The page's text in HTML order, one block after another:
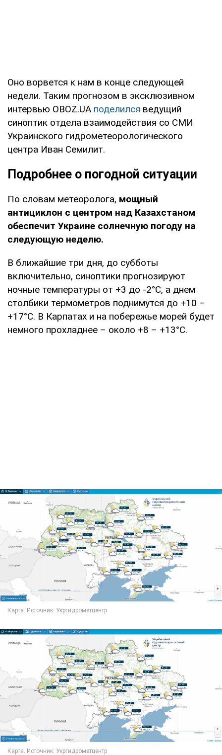
Оно ворвется к нам в конце следующей
недели. Таким прогнозом в эксклюзивном
интервью OBOZ.UA поделился ведущий
синоптик отдела взаимодействия со СМИ
Украинского гидрометеорологического
центра Иван Семилит.
Подробнее о погодной ситуации
По словам метеоролога, мощный
антициклон с центром над Казахстаном
обеспечит Украине солнечную погоду на
следующую неделю.
В ближайшие три дня, до субботы
включительно, синоптики прогнозируют
ночные температуры от +3 до -2°C, а днем
столбики термометров поднимутся до +10 –
+17°C. В Карпатах и на побережье морей будет
немного прохладнее – около +8 – +13°C.